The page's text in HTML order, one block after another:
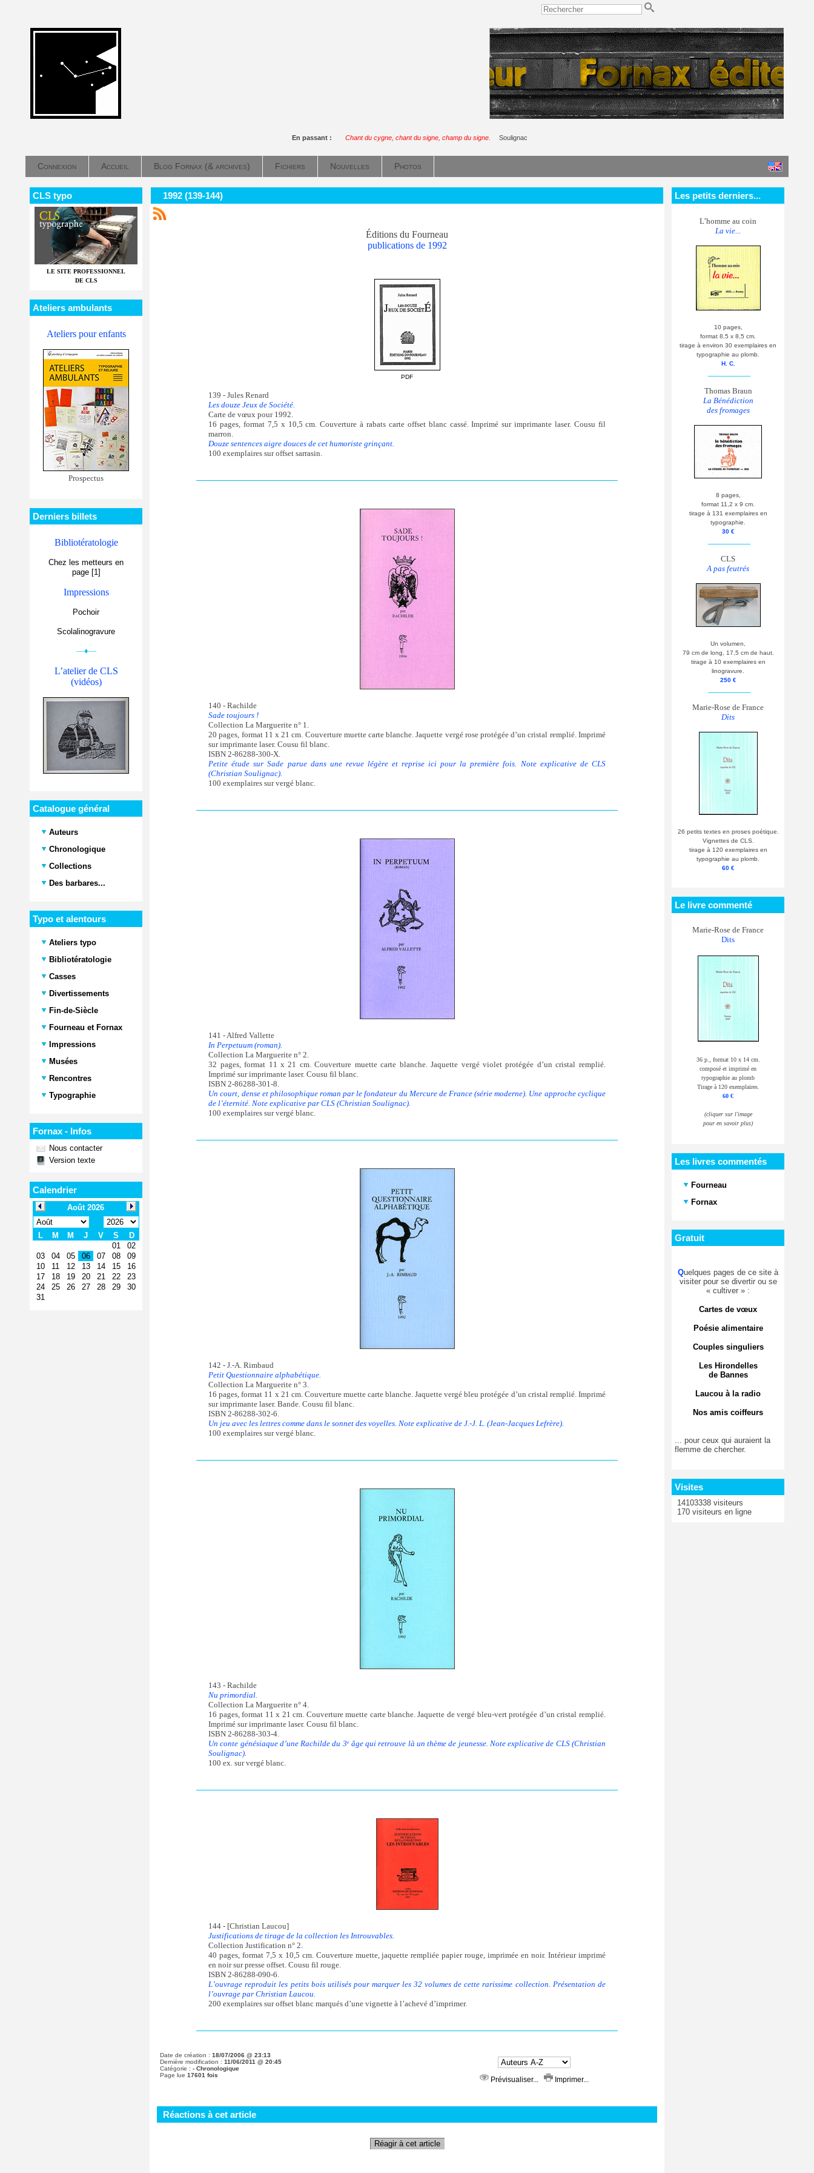
En passant : Chant du cygne, chant du signe, champ du signe. Soulignac
Connexion Accueil Blog Fornax (& archives) Fichiers Nouvelles Photos
CLS typo
LE SITE PROFESSIONNEL
DE CLS
Ateliers ambulants
Ateliers pour enfants
Prospectus
Derniers billets
Bibliotératologie
Chez les metteurs en
page [1]
Impressions
Pochoir
Scolalinogravure
—♦—
L’atelier de CLS
(vidéos)
Catalogue général
Auteurs
Chronologique
Collections
Des barbares...
Typo et alentours
Ateliers typo
Bibliotératologie
Casses
Divertissements
Fin-de-Siècle
Fourneau et Fornax
Impressions
Musées
Rencontres
Typographie
Fornax - Infos
Nous contacter
Version texte
Calendrier
1992 (139-144)
Éditions du Fourneau
publications de 1992
PDF
139 - Jules Renard
Les douze Jeux de Société.
Carte de vœux pour 1992.
16 pages, format 7,5 x 10,5 cm. Couverture à rabats carte offset blanc cassé. Imprimé sur imprimante laser. Cousu fil
marron.
Douze sentences aigre douces de cet humoriste grinçant.
100 exemplaires sur offset sarrasin.
140 - Rachilde
Sade toujours !
Collection La Marguerite n° 1.
20 pages, format 11 x 21 cm. Couverture muette carte blanche. Jaquette vergé rose protégée d’un cristal remplié. Imprimé
sur imprimante laser. Cousu fil blanc.
ISBN 2-86288-300-X.
Petite étude sur Sade parue dans une revue légère et reprise ici pour la première fois. Note explicative de CLS
(Christian Soulignac).
100 exemplaires sur vergé blanc.
141 - Alfred Vallette
In Perpetuum (roman).
Collection La Marguerite n° 2.
32 pages, format 11 x 21 cm. Couverture muette carte blanche. Jaquette vergé violet protégée d’un cristal remplié.
Imprimé sur imprimante laser. Cousu fil blanc.
ISBN 2-86288-301-8.
Un court, dense et philosophique roman par le fondateur du Mercure de France (série moderne). Une approche cyclique
de l’éternité. Note explicative par CLS (Christian Soulignac).
100 exemplaires sur vergé blanc.
142 - J.-A. Rimbaud
Petit Questionnaire alphabétique.
Collection La Marguerite n° 3.
16 pages, format 11 x 21 cm. Couverture muette carte blanche. Jaquette vergé bleu protégée d’un cristal remplié. Imprimé
sur imprimante laser. Bande. Cousu fil blanc.
ISBN 2-86288-302-6.
Un jeu avec les lettres comme dans le sonnet des voyelles. Note explicative de J.-J. L. (Jean-Jacques Lefrère).
100 exemplaires sur vergé blanc.
143 - Rachilde
Nu primordial.
Collection La Marguerite n° 4.
16 pages, format 11 x 21 cm. Couverture muette carte blanche. Jaquette de vergé bleu-vert protégée d’un cristal remplié.
Imprimé sur imprimante laser. Cousu fil blanc.
ISBN 2-86288-303-4.
Un conte génésiaque d’une Rachilde du 3eâge qui retrouve là un thème de jeunesse. Note explicative de CLS (Christian
Soulignac).
100 ex. sur vergé blanc.
144 - [Christian Laucou]
Justifications de tirage de la collection les Introuvables.
Collection Justification n° 2.
40 pages, format 7,5 x 10,5 cm. Couverture muette, jaquette rempliée papier rouge, imprimée en noir. Intérieur imprimé
en noir sur presse offset. Cousu fil rouge.
ISBN 2-86288-090-6.
L’ouvrage reproduit les petits bois utilisés pour marquer les 32 volumes de cette rarissime collection. Présentation de
l’ouvrage par Christian Laucou.
200 exemplaires sur offset blanc marqués d’une vignette à l’achevé d’imprimer.
Date de création : 18/07/2006 @ 23:13
Dernière modification : 11/06/2011 @ 20:45
Catégorie : - Chronologique
Page lue 17601 fois
Prévisualiser... Imprimer...
Réactions à cet article
Réagir à cet article
Les petits derniers...
L’homme au coin
La vie...
10 pages,
format 8,5 x 8,5 cm.
tirage à environ 30 exemplaires en
typographie au plomb.
H. C.
Thomas Braun
La Bénédiction
des fromages
8 pages,
format 11,2 x 9 cm.
tirage à 131 exemplaires en
typographie.
30 €
CLS
A pas feutrés
Un volumen,
79 cm de long, 17,5 cm de haut.
tirage à 10 exemplaires en
linogravure.
250 €
Marie-Rose de France
Dits
26 petits textes en proses poétique.
Vignettes de CLS.
tirage à 120 exemplaires en
typographie au plomb.
60 €
Le livre commenté
Marie-Rose de France
Dits
36 p., format 10 x 14 cm.
composé et imprimé en
typographie au plomb
Tirage à 120 exemplaires.
60 €
(cliquer sur l'image
pour en savoir plus)
Les livres commentés
Fourneau
Fornax
Gratuit
Quelques pages de ce site à
visiter pour se divertir ou se
« cultiver » :
Cartes de vœux
Poésie alimentaire
Couples singuliers
Les Hirondelles
de Bannes
Laucou à la radio
Nos amis coiffeurs
... pour ceux qui auraient la
flemme de chercher.
Visites
14103338 visiteurs
170 visiteurs en ligne